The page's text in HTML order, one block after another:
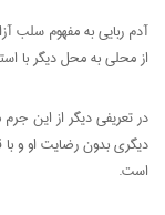
آدم ربایی به مفهوم
از محلی به محل دیگر با
در تعریفی دیگر از این
دیگری بدون رضایت او و
است.